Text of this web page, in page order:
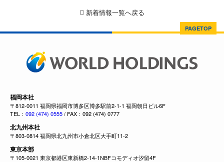
新着情報一覧へ戻る
PAGETOP
福岡本社
〒812-0011 福岡県福岡市博多区博多駅前2-1-1 福岡朝日ビル6F
TEL： 092 (474) 0555/ FAX：092 (474) 0777
北九州本社
〒803-0814 福岡県北九州市小倉北区大手町11-2
東京本部
〒105-0021 東京都港区東新橋2-14-1NBFコモディオ汐留4F